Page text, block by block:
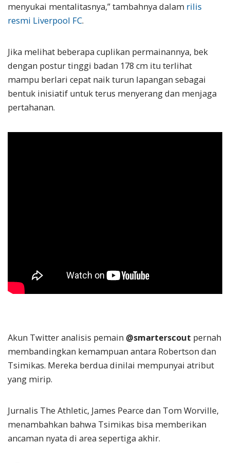
menyukai mentalitasnya,” tambahnya dalam rilis
resmi Liverpool FC.
Jika melihat beberapa cuplikan permainannya, bek
dengan postur tinggi badan 178 cm itu terlihat
mampu berlari cepat naik turun lapangan sebagai
bentuk inisiatif untuk terus menyerang dan menjaga
pertahanan.
Akun Twitter analisis pemain @smarterscout pernah
membandingkan kemampuan antara Robertson dan
Tsimikas. Mereka berdua dinilai mempunyai atribut
yang mirip.
Jurnalis The Athletic, James Pearce dan Tom Worville,
menambahkan bahwa Tsimikas bisa memberikan
ancaman nyata di area sepertiga akhir.